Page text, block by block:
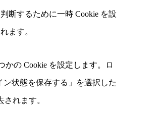
断するために一時 Cookie を設
ます。
の Cookie を設定します。ロ
ン状態を保存する」を選択した
れます。